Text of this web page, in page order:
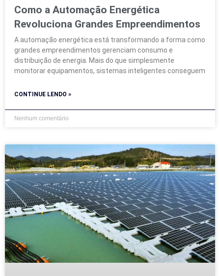
Como a Automação Energética
Revoluciona Grandes Empreendimentos
A automação energética está transformando a forma como
grandes empreendimentos gerenciam consumo e
distribuição de energia. Mais do que simplesmente
monitorar equipamentos, sistemas inteligentes conseguem
CONTINUE LENDO »
Nenhum comentário